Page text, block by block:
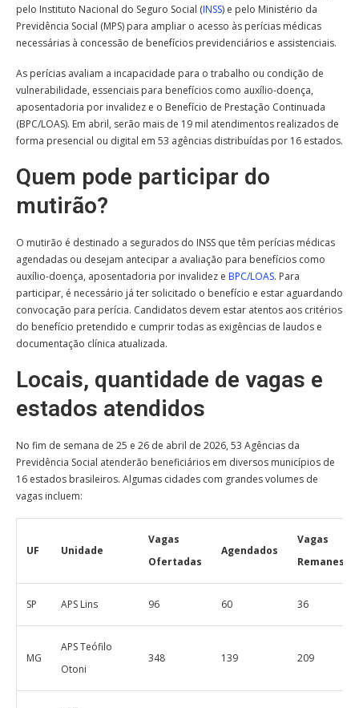
pelo Instituto Nacional do Seguro Social (INSS) e pelo Ministério da
Previdência Social (MPS) para ampliar o acesso às perícias médicas
necessárias à concessão de benefícios previdenciários e assistenciais.
As perícias avaliam a incapacidade para o trabalho ou condição de
vulnerabilidade, essenciais para benefícios como auxílio-doença,
aposentadoria por invalidez e o Benefício de Prestação Continuada
(BPC/LOAS). Em abril, serão mais de 19 mil atendimentos realizados de
forma presencial ou digital em 53 agências distribuídas por 16 estados.
Quem pode participar do
mutirão?
O mutirão é destinado a segurados do INSS que têm perícias médicas
agendadas ou desejam antecipar a avaliação para benefícios como
auxílio-doença, aposentadoria por invalidez e BPC/LOAS. Para
participar, é necessário já ter solicitado o benefício e estar aguardando
convocação para perícia. Candidatos devem estar atentos aos critérios
do benefício pretendido e cumprir todas as exigências de laudos e
documentação clínica atualizada.
Locais, quantidade de vagas e
estados atendidos
No fim de semana de 25 e 26 de abril de 2026, 53 Agências da
Previdência Social atenderão beneficiários em diversos municípios de
16 estados brasileiros. Algumas cidades com grandes volumes de
vagas incluem:
UF Unidade
Vagas
Ofertadas
Agendados
Vagas
SP APS Lins 96 60 36
MG
APS Teófilo
Otoni
348 139 209